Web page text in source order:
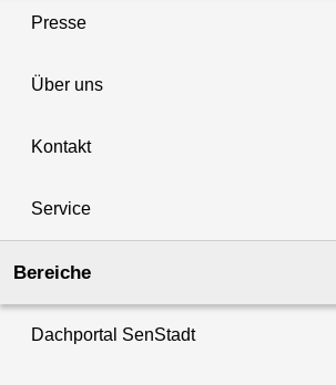
Presse
Über uns
Kontakt
Service
Bereiche
Dachportal SenStadt